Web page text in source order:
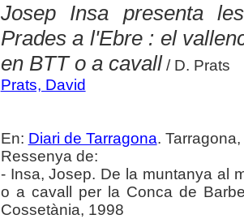
Josep Insa presenta
Prades a l'Ebre : el
en BTT o a cavall/ D. Prats
Prats, David
En: Diari de Tarragona.
Ressenya de:
- Insa, Josep. De la muntanya al
o a cavall per la Conca de
Cossetània, 1998